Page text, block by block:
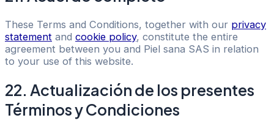
These Terms and Conditions, together with our privacy
statement and cookie policy, constitute the entire
agreement between you and Piel sana SAS in relation
to your use of this website.
22. Actualización de los presentes
Términos y Condiciones